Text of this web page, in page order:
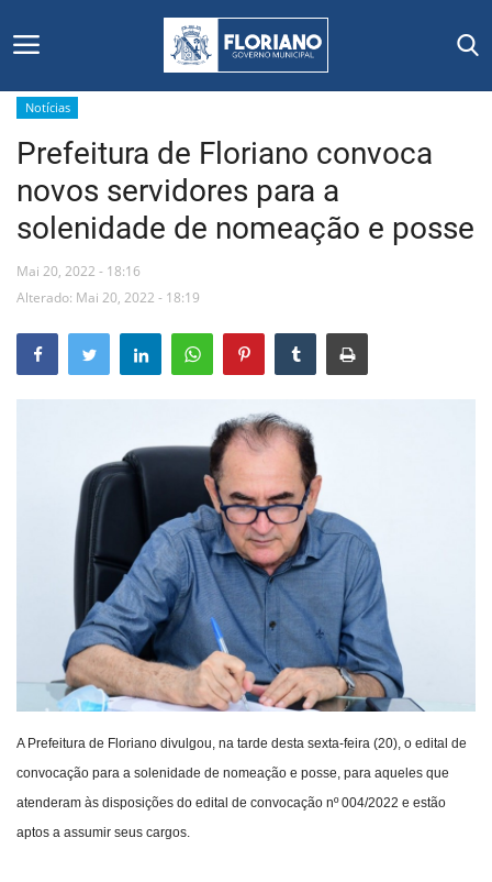
Início
Editais
Floriano
Mural de Licitações
Webmail
Contato
Notícias
Prefeitura de Floriano convoca
novos servidores para a
solenidade de nomeação e posse
Mai 20, 2022 - 18:16
Alterado: Mai 20, 2022 - 18:19
A Prefeitura de Floriano divulgou, na tarde desta sexta-feira (20), o edital de
convocação para a solenidade de nomeação e posse, para aqueles que
atenderam às disposições do edital de convocação nº 004/2022 e estão
aptos a assumir seus cargos.